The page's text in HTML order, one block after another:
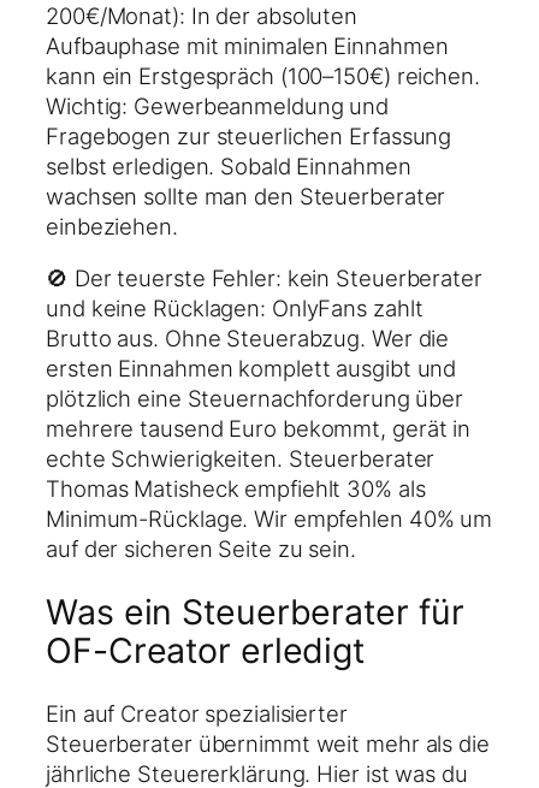
200€/Monat): In der absoluten
Aufbauphase mit minimalen Einnahmen
kann ein Erstgespräch (100–150€) reichen.
Wichtig: Gewerbeanmeldung und
Fragebogen zur steuerlichen Erfassung
selbst erledigen. Sobald Einnahmen
wachsen sollte man den Steuerberater
einbeziehen.
🚫 Der teuerste Fehler: kein Steuerberater
und keine Rücklagen: OnlyFans zahlt
Brutto aus. Ohne Steuerabzug. Wer die
ersten Einnahmen komplett ausgibt und
plötzlich eine Steuernachforderung über
mehrere tausend Euro bekommt, gerät in
echte Schwierigkeiten. Steuerberater
Thomas Matisheck empfiehlt 30% als
Minimum-Rücklage. Wir empfehlen 40% um
auf der sicheren Seite zu sein.
Was ein Steuerberater für
OF-Creator erledigt
Ein auf Creator spezialisierter
Steuerberater übernimmt weit mehr als die
jährliche Steuererklärung. Hier ist was du